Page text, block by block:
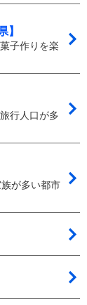
】
子作りを楽
行人口が多
が多い都市